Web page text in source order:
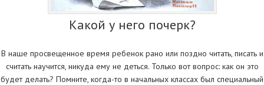
Какой у него почерк?
В наше просвещенное время ребенок рано или поздно читать, писать и
считать научится, никуда ему не деться. Только вот вопрос: как он это
будет делать? Помните, когда-то в начальных классах был специальный